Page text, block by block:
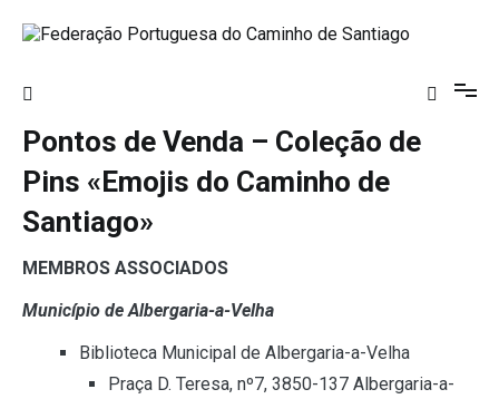
para
Santiago
Pontos de Venda – Coleção de
Pins «Emojis do Caminho de
Santiago»
MEMBROS ASSOCIADOS
Município de Albergaria-a-Velha
Biblioteca Municipal de Albergaria-a-Velha
Praça D. Teresa, nº7, 3850-137 Albergaria-a-